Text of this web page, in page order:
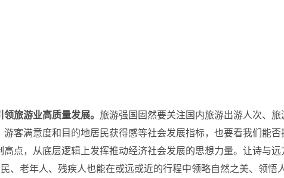
旅游业高质量发展。 旅游强国固然要关注国内旅游出游人次、
客满意度和目的地居民获得感等社会发展指标，也要看我们能
点，从底层逻辑上发挥推动经济社会发展的思想力量。让诗与
、老年人、残疾人也能在或远或近的行程中领略自然之美、领悟